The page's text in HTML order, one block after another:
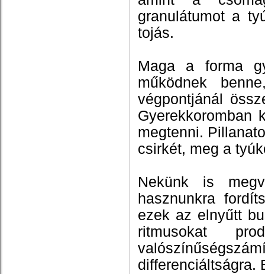
granulátumot a
tojás.
Maga a forma
működnek
végpontjánál
Gyerekkoromban
megtenni.
csirkét, meg a
Nekünk is
hasznunkra
ezek az elnyűtt
ritmusokat
differenciáltságra.